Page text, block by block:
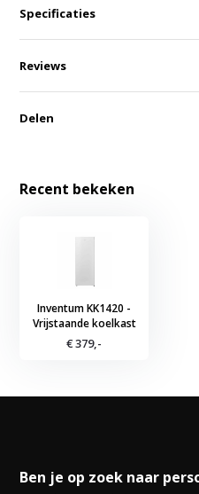
Specificaties
Reviews
Delen
Recent bekeken
Inventum KK1420 -
Vrijstaande koelkast
€ 379,-
Ben je op zoek naar